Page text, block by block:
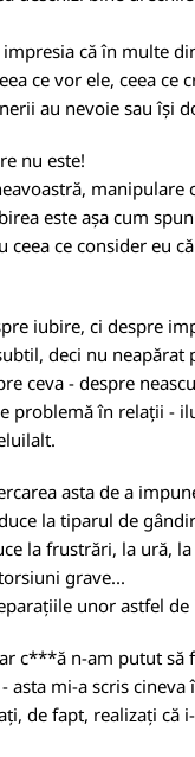
că în multe
ce vor ele, ceea ce
au nevoie sau își
nu este!
manipulare
este așa cum
ceea ce consider eu
iubire, ci despre
deci nu neapărat
ceva - despre
problemă în relații -
asta de a
la tiparul de
la frustrări, la ură,
grave...
unor astfel de
c***ă n-am putut să
asta mi-a scris cineva
de fapt, realizați că